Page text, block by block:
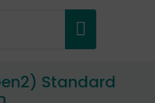
Standard